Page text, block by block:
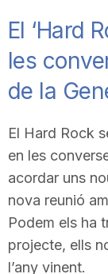
a
t
e
El ‘Hard
les
de la
El Hard Rock
en les
acordar uns
nova reunió
Podem els ha
projecte, ells
l’any vinent.